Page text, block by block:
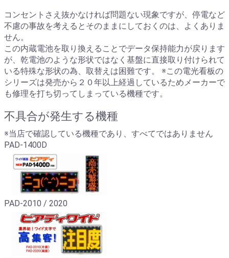
コンセントさえ抜かなければ問題ない現象ですが、停電など
不慮の事故を考えるとそのままにしておくのは、よくありま
せん。
この内蔵電池を取り換えることでデータ保持能力が戻ります
が、乾電池のような形状ではなく基盤に直接取り付けられて
いる特殊な形状の為、取替えは困難です。 ※この電光看板の
シリーズは発売から２０年以上経過しているためメーカーで
も修理を打ち切ってしまっている機種です。
不具合が発生する機種
※当店で確認している機種であり、すべてではありません
PAD-1400D
PAD-2010 / 2020